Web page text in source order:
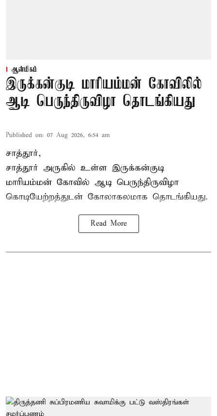
ஆன்மிகம்
இருக்கன்குடி மாரியம்மன் கோவிலில்
ஆடி பெருந்திருவிழா தொடங்கியது
Published on: 07 Aug 2026, 6:54 am
சாத்தூர்,
சாத்தூர் அருகில் உள்ள இருக்கன்குடி
மாரியம்மன் கோவில் ஆடி பெருந்திருவிழா
கொடியேற்றத்துடன் கோலாகலமாக தொடங்கியது.
Read More